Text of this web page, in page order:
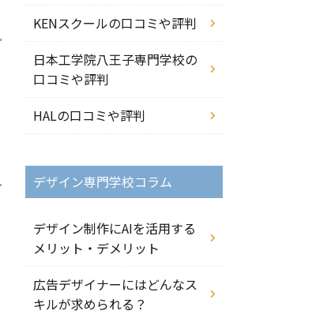
KENスクールの口コミや評判
日本工学院八王子専門学校の
口コミや評判
HALの口コミや評判
デザイン専門学校コラム
デザイン制作にAIを活用する
メリット・デメリット
広告デザイナーにはどんなス
キルが求められる？